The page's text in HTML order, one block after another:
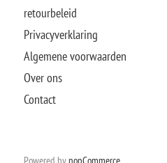
retourbeleid
Privacyverklaring
Algemene voorwaarden
Over ons
Contact